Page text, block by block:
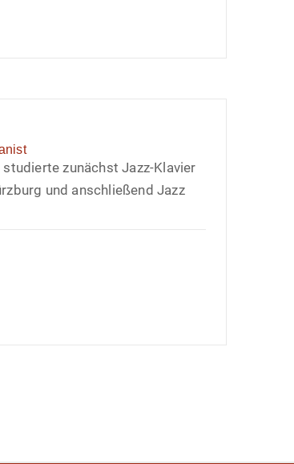
zunächst Jazz-Klavier
und anschließend Jazz
Hochschule für Musik
seine eigene Big Band, das
führen die Band auf